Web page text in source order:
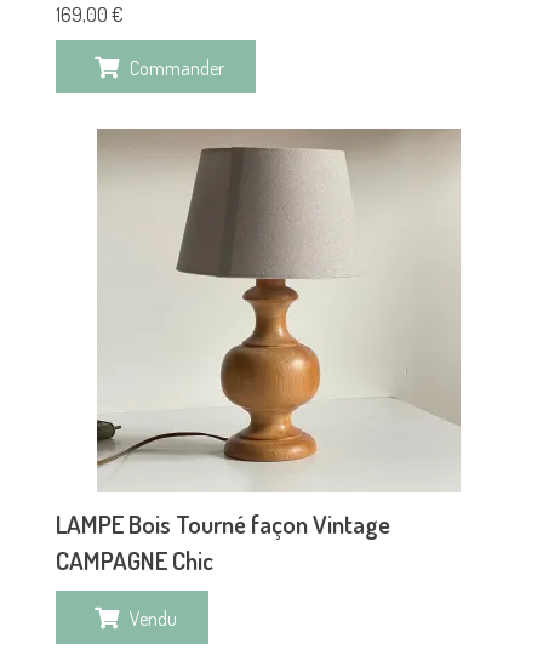
169,00 €
Commander
LAMPE Bois Tourné façon Vintage
CAMPAGNE Chic
Vendu